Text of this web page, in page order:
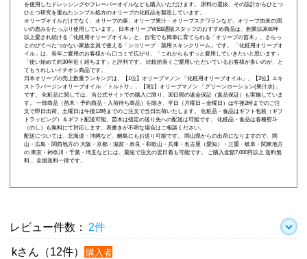
を使用したドレッシングやフレーバーオイルなども購入いただけます。 原料の選抜、その設計からひとつ
ひとつ研究を重ねたシンプル処方のオリーブの化粧品を製造しています。
オリーブオイルだけでなく、オリーブの葉、オリーブ果汁・オリーブスクワランなど、オリーブ由来の潤
いの恵みをたっぷり使用しています。 日本オリーブWEB通販スタッフのおすすめ商品は、創業以来60年
以上愛され続ける「 化粧用オリーブオイル 」と、自宅でも簡単に育てられる「 オリーブの苗木 」、さらっ
とのびてべたつかない家族全員で使える「 シコリーブ 薬用スキンクリーム 」です。 「化粧用オリーブオ
イル」は、長年ご愛用のお客様から口コミで広がり、「これからもずっと愛用していきたいと思います」
「使い始めて約30年近く経ちます」と評判です。 比較的長くご愛用いただいているお客様が多いのが、と
てもうれしいイチオシ商品です。
日本オリーブの売上数量ランキングは、【1位】オリーブマノン 「 化粧用オリーブオイル 」、【2位】 エキ
ストラバージンオリーブオイル 「トルトサ」 、【3位】 オリーブマノン 「グリーンローション(果汁水)」
です。 化粧品に関しては、当公式サイトでの購入に限り、 30日間の返金保証（返品保証）
も実施していま
す。 一部商品（苗木・予約商品・入荷待ち商品）を除き、平日（月曜日～金曜日）は午後2時までのご注
文で即日出荷、土曜日は午後12時までのご注文で当日出荷いたします。 化粧品・食品はギフト包装（ギフ
トラッピング）＆ギフト配送可能、苗木は指定の送り先への配送は可能です。 化粧品・食品は各種熨斗
（のし）も無料にて対応します。表書きが不明な場合はご相談ください。
配送については、北海道・沖縄など、離島にもお送り可能です。 岡山県からの出荷になりますので、岡
山・広島・関西地方の 大阪・京都・滋賀・奈良・和歌山・兵庫・名古屋（愛知）・三重・岐阜・関東地方
の 東京・神奈川・千葉・埼玉などには、最短で注文の翌日着も可能です。 ご購入金額7,000円以上 送料無
料 、全国送料一律です。
レビュー件数： 2件
kさん（12件）
購入者